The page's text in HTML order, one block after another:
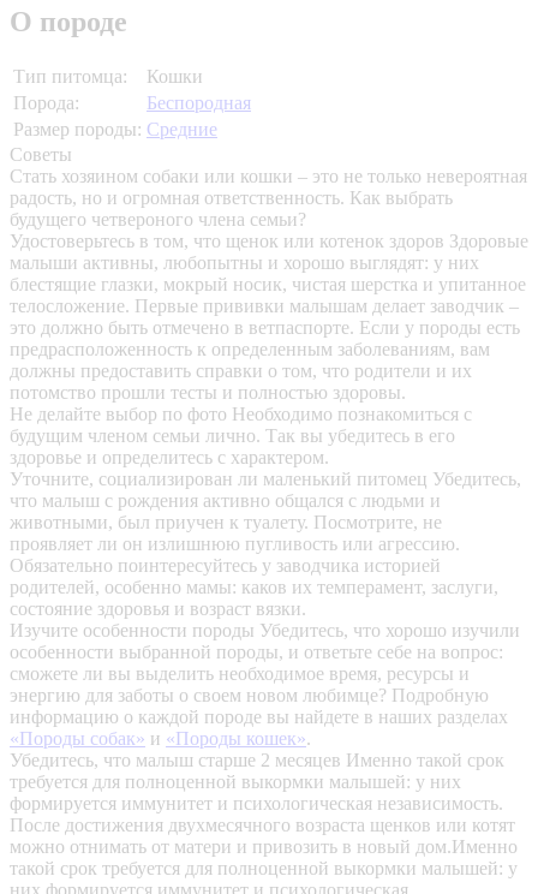
О породе
Тип питомца:
Кошки
Порода:
Беспородная
Размер породы: Средние
Советы
Стать хозяином собаки или кошки – это не только невероятная
радость, но и огромная ответственность. Как выбрать
будущего четвероного члена семьи?
Удостоверьтесь в том, что щенок или котенок здоров Здоровые
малыши активны, любопытны и хорошо выглядят: у них
блестящие глазки, мокрый носик, чистая шерстка и упитанное
телосложение. Первые прививки малышам делает заводчик –
это должно быть отмечено в ветпаспорте. Если у породы есть
предрасположенность к определенным заболеваниям, вам
должны предоставить справки о том, что родители и их
потомство прошли тесты и полностью здоровы.
Не делайте выбор по фото Необходимо познакомиться с
будущим членом семьи лично. Так вы убедитесь в его
здоровье и определитесь с характером.
Уточните, социализирован ли маленький питомец Убедитесь,
что малыш с рождения активно общался с людьми и
животными, был приучен к туалету. Посмотрите, не
проявляет ли он излишнюю пугливость или агрессию.
Обязательно поинтересуйтесь у заводчика историей
родителей, особенно мамы: каков их темперамент, заслуги,
состояние здоровья и возраст вязки.
Изучите особенности породы Убедитесь, что хорошо изучили
особенности выбранной породы, и ответьте себе на вопрос:
сможете ли вы выделить необходимое время, ресурсы и
энергию для заботы о своем новом любимце? Подробную
информацию о каждой породе вы найдете в наших разделах
«Породы собак» и «Породы кошек».
Убедитесь, что малыш старше 2 месяцев Именно такой срок
требуется для полноценной выкормки малышей: у них
формируется иммунитет и психологическая независимость.
После достижения двухмесячного возраста щенков или котят
можно отнимать от матери и привозить в новый дом.Именно
такой срок требуется для полноценной выкормки малышей: у